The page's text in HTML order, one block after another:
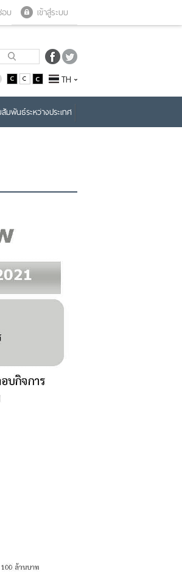
เข้าสู่ระบบ
บ
TH
มพันธ์ระหว่างประเทศ